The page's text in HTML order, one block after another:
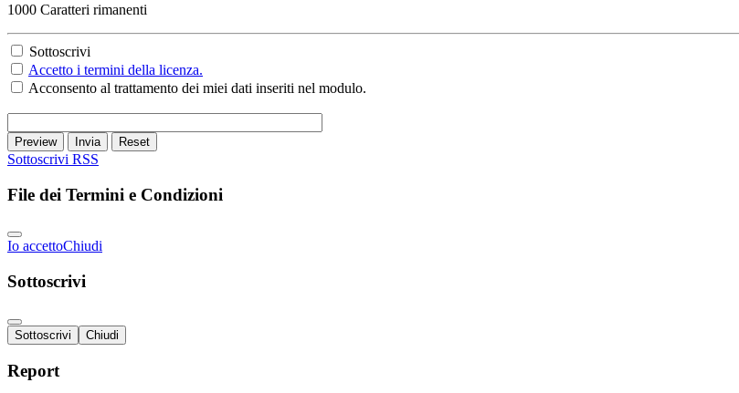
1000 Caratteri rimanenti
Sottoscrivi
Accetto i termini della licenza.
Acconsento al trattamento dei miei dati inseriti nel modulo.
Preview Invia Reset
Sottoscrivi RSS
File dei Termini e Condizioni
Io accettoChiudi
Sottoscrivi
Sottoscrivi Chiudi
Report